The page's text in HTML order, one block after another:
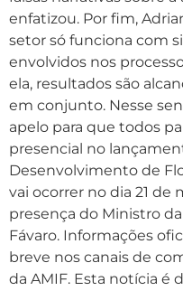
enfatizou. Por fim,
setor só funciona com
envolvidos nos
ela, resultados são
em conjunto. Nesse
apelo para que todos
presencial no
Desenvolvimento de
vai ocorrer no dia 21 de
presença do Ministro
Fávaro. Informações
breve nos canais de
da AMIF. Esta notícia é